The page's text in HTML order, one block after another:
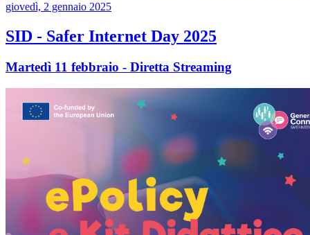
giovedì, 2 gennaio 2025
SID - Safer Internet Day 2025
Martedì 11 febbraio - Diretta Streaming